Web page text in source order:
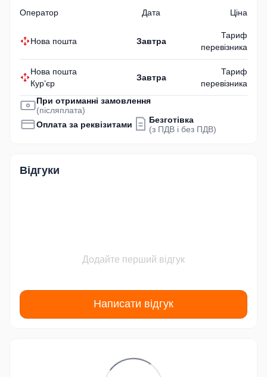
Оператор Дата Ціна
Нова пошта Завтра
Тариф
перевізника
Нова пошта
Кур’єр
Завтра
Тариф
перевізника
При отриманні замовлення
(післяплата)
Оплата за реквізитами
Безготівка
(з ПДВ і без ПДВ)
Відгуки
Додайте перший відгук
Написати відгук